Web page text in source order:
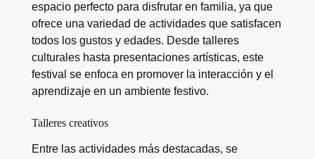
espacio perfecto para disfrutar en familia, ya que
ofrece una variedad de actividades que satisfacen
todos los gustos y edades. Desde talleres
culturales hasta presentaciones artísticas, este
festival se enfoca en promover la interacción y el
aprendizaje en un ambiente festivo.
Talleres creativos
Entre las actividades más destacadas, se